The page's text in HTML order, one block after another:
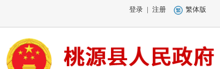
登录 注册 繁体版